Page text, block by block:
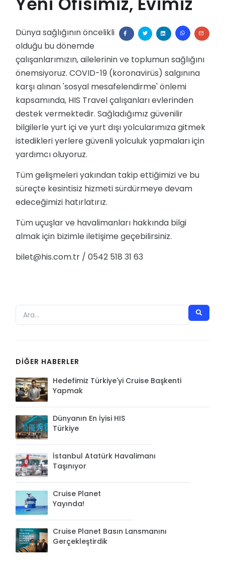
Global Garanti
Bleisure Assistant
Devlet Kurumları
Diğer Sektörler
Dünya sağlığının öncelikli
olduğu bu dönemde
çalışanlarımızın, ailelerinin ve toplumun sağlığını
önemsiyoruz. COVID-19 (koronavirüs) salgınına
karşı alınan 'sosyal mesafelendirme' önlemi
kapsamında, HIS Travel çalışanları evlerinden
destek vermektedir. Sağladığımız güvenilir
bilgilerle yurt içi ve yurt dışı yolcularımıza gitmek
istedikleri yerlere güvenli yolculuk yapmaları için
yardımcı oluyoruz.
Tüm gelişmeleri yakından takip ettiğimizi ve bu
süreçte kesintisiz hizmeti sürdürmeye devam
edeceğimizi hatırlatırız.
Tüm uçuşlar ve havalimanları hakkında bilgi
almak için bizimle iletişime geçebilirsiniz.
bilet@his.com.tr / 0542 518 31 63
DIĞER HABERLER
Hedefimiz Türkiye'yi Cruise Başkenti
Yapmak
Dünyanın En İyisi HIS
Türkiye
İstanbul Atatürk Havalimanı
Taşınıyor
Cruise Planet
Yayında!
Cruise Planet Basın Lansmanını
Gerçekleştirdik